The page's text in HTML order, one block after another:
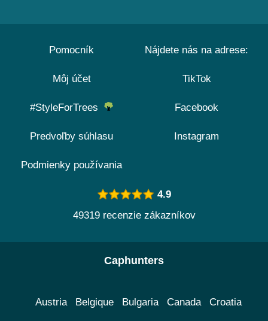
Pomocník
Môj účet
#StyleForTrees
Predvoľby súhlasu
Podmienky používania
Nájdete nás na adrese:
TikTok
Facebook
Instagram
4.9
49319 recenzie zákazníkov
Caphunters
Austria Belgique Bulgaria Canada Croatia